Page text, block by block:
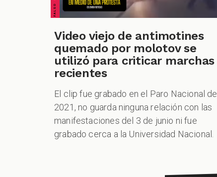
Video viejo de antimotines
quemado por molotov se
utilizó para criticar marchas
recientes
El clip fue grabado en el Paro Nacional de
2021, no guarda ninguna relación con las
manifestaciones del 3 de junio ni fue
grabado cerca a la Universidad Nacional.